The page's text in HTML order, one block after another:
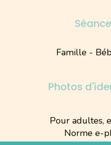
Famille -
Photos
Pour adultes,
Norme e-